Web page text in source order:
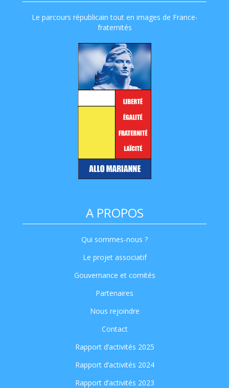
Le parcours républicain tout en images de France-
fraternités
A PROPOS
Qui sommes-nous ?
Le projet associatif
Gouvernance et comités
Partenaires
Nous rejoindre
Contact
Rapport d’activités 2025
Rapport d’activités 2024
Rapport d’activités 2023